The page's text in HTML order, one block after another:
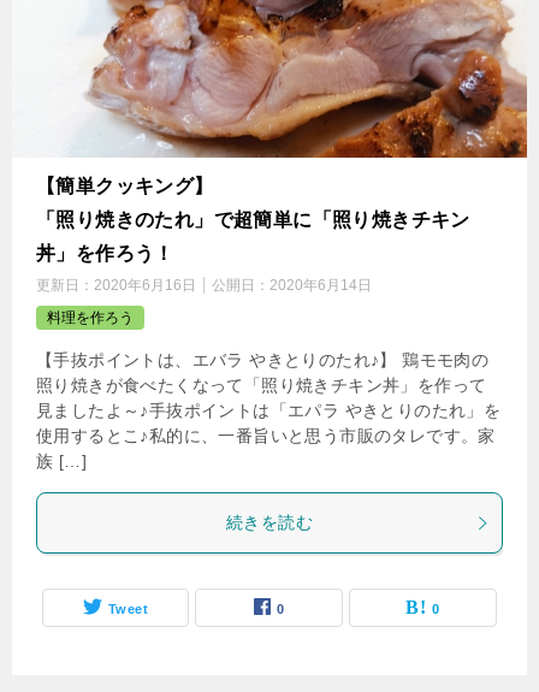
【簡単クッキング】
「照り焼きのたれ」で超簡単に「照り焼きチキン
丼」を作ろう！
更新日： 2020年6月16日 公開日： 2020年6月14日
料理を作ろう
【手抜ポイントは、エバラ やきとりのたれ♪】 鶏モモ肉の
照り焼きが食べたくなって「照り焼きチキン丼」を作って
見ましたよ～♪手抜ポイントは「エパラ やきとりのたれ」を
使用するとこ♪私的に、一番旨いと思う市販のタレです。家
族 […]
続きを読む
Tweet 0 0